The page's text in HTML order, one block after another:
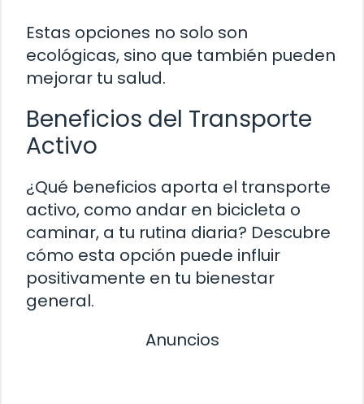
Estas opciones no solo son
ecológicas, sino que también pueden
mejorar tu salud.
Beneficios del Transporte
Activo
¿Qué beneficios aporta el transporte
activo, como andar en bicicleta o
caminar, a tu rutina diaria? Descubre
cómo esta opción puede influir
positivamente en tu bienestar
general.
Anuncios